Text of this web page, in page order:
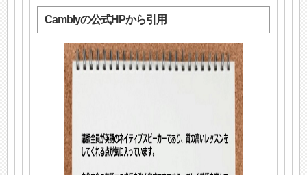
Camblyの公式HPから引用